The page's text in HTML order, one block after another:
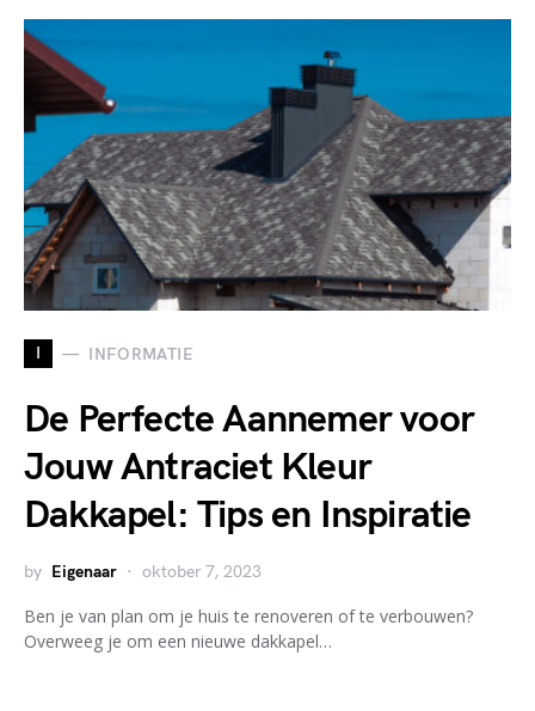
I INFORMATIE
De Perfecte Aannemer voor
Jouw Antraciet Kleur
Dakkapel: Tips en Inspiratie
by Eigenaar oktober 7, 2023
Ben je van plan om je huis te renoveren of te verbouwen?
Overweeg je om een nieuwe dakkapel…